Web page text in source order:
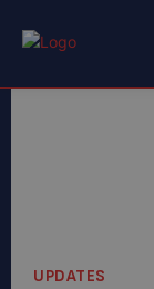
UPDATES